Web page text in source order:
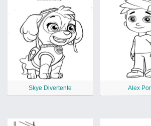
Skye Divertente Alex